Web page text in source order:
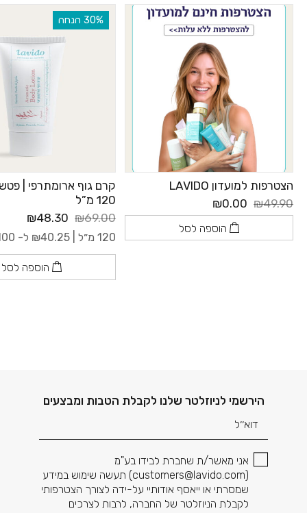
הצטרפות למועדון LAVIDO
₪49.90
₪0.00
הוספה לסל
‫30% הנחה
קרם גוף ארומתרפי |
120 מ”ל
₪69.00
₪48.30
120 מ״ל | ₪40.25 ל- 100 מ"ל
הוספה לסל
הירשמי לניוזלטר שלנו לקבלת הטבות ומבצעים
דוא׳׳ל
אני מאשר/ת שחברת לבידו בע"מ
(
customers@lavido.com) תעשה שימוש במידע
שמסרתי או ייאסף אודותיי על-ידה לצורך הצטרפותי
לקבלת הניוזלטר של החברה, לרבות לצרכים